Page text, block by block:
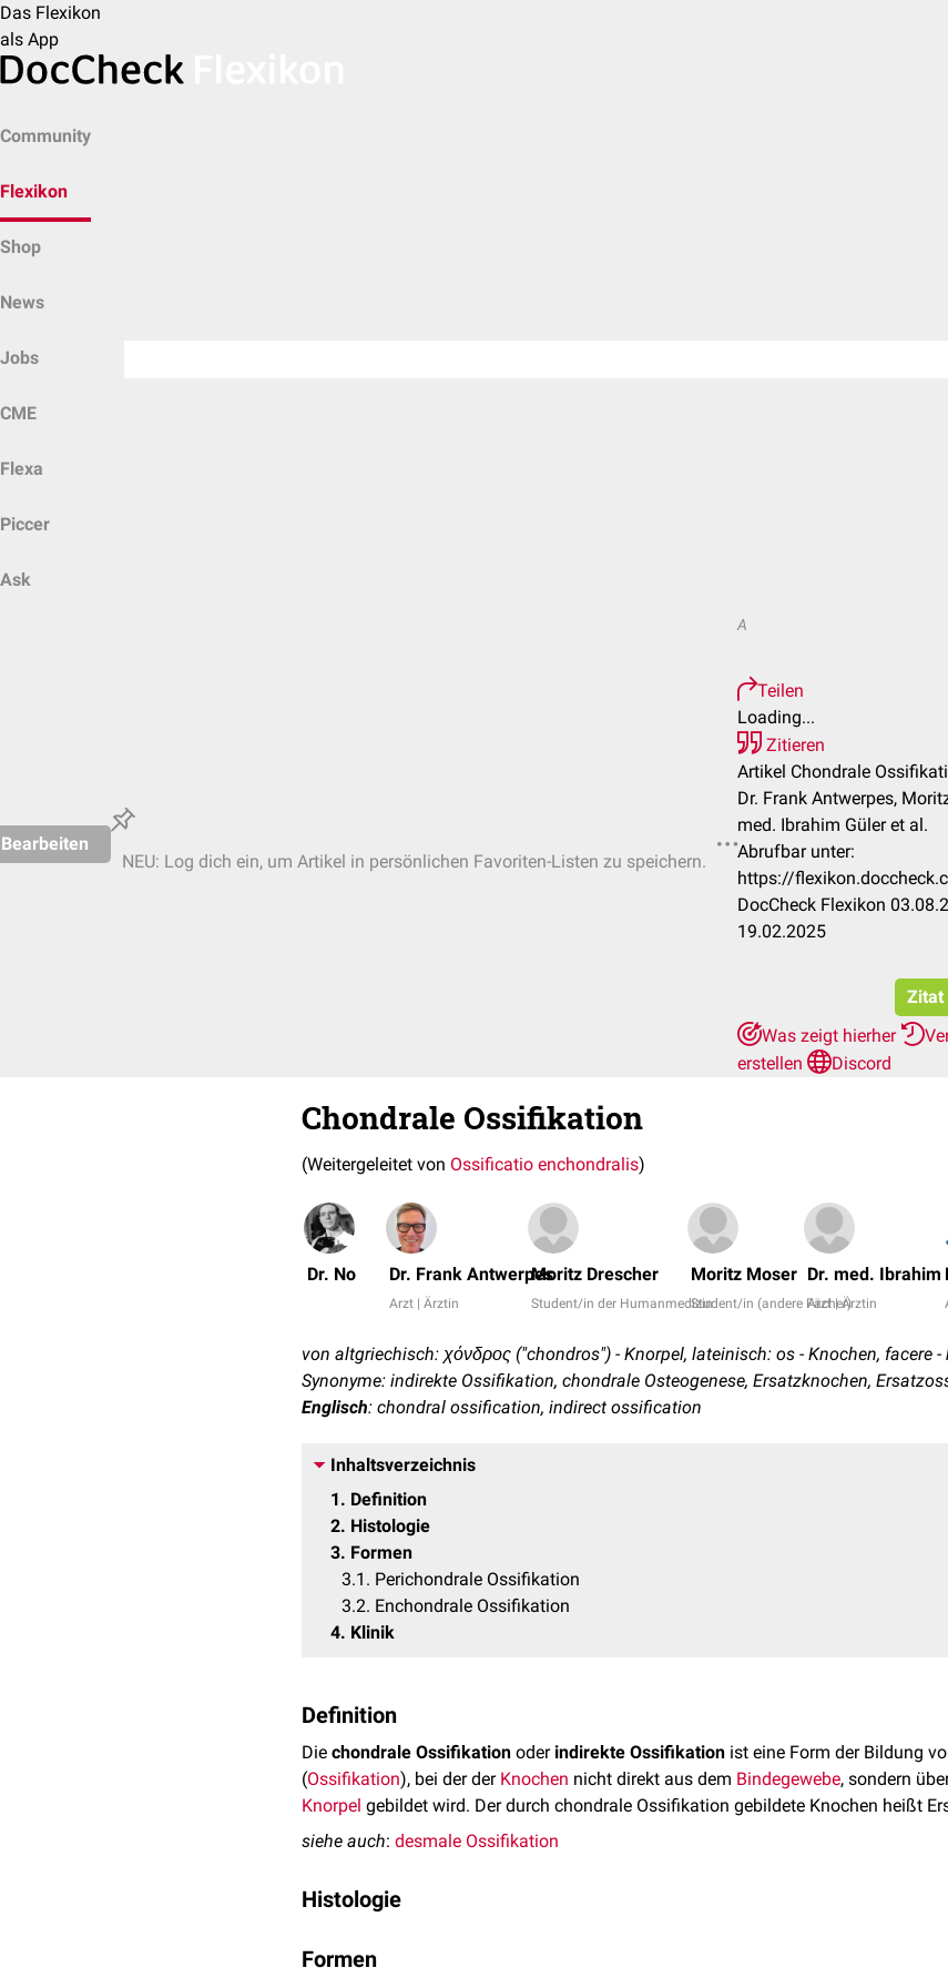
Das Flexikon
als App
Community
Flexikon
Shop
News
Jobs
CME
Flexa
Piccer
Ask
Bearbeiten
NEU: Log dich ein, um Artikel in persönlichen Favoriten-Listen zu speichern.
A
Teilen
Loading...
Zitieren
Artikel Chondrale
Dr. Frank Antwerpes,
med. Ibrahim Güler et al.
Abrufbar unter:
https://
DocCheck Flexikon
19.02.2025
Zitat
Was zeigt hierher
erstellen
Discord
Chondrale Ossifikation
(Weitergeleitet von Ossificatio enchondralis)
Dr. No Dr. Frank Antwerpes
Arzt | Ärztin
Moritz Drescher
Student/in der Humanmedizin
Moritz Moser
Student/in (andere Fächer)
Dr. med. Ibrahim
Arzt | Ärztin
von altgriechisch: χόνδρος ("chondros") - Knorpel, lateinisch: os - Knochen, facere -
Synonyme: indirekte Ossifikation, chondrale Osteogenese, Ersatzknochen,
Englisch: chondral ossification, indirect ossification
Inhaltsverzeichnis
1
Definition
2 Histologie
3 Formen
3.1
Perichondrale Ossifikation
3.2 Enchondrale Ossifikation
4 Klinik
Definition
Die chondrale Ossifikation oder indirekte Ossifikation ist eine Form der Bildung
(Ossifikation), bei der der Knochen nicht direkt aus dem Bindegewebe, sondern
Knorpel gebildet wird. Der durch chondrale Ossifikation gebildete Knochen heißt
siehe auch: desmale Ossifikation
Histologie
aushyalinem Knorpel
Formen